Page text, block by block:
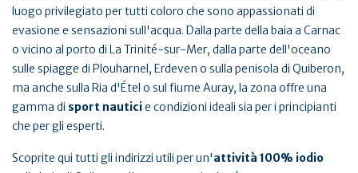
luogo privilegiato per tutti coloro che sono appassionati di
evasione e sensazioni sull'acqua. Dalla parte della baia a Carnac
o vicino al porto di La Trinité-sur-Mer, dalla parte dell'oceano
sulle spiagge di Plouharnel, Erdeven o sulla penisola di Quiberon,
ma anche sulla Ria d'Étel o sul fiume Auray, la zona offre una
gamma di sport nauticie condizioni ideali sia per i principianti
che per gli esperti.
Scoprite qui tutti gli indirizzi utili per un'attività 100% iodio